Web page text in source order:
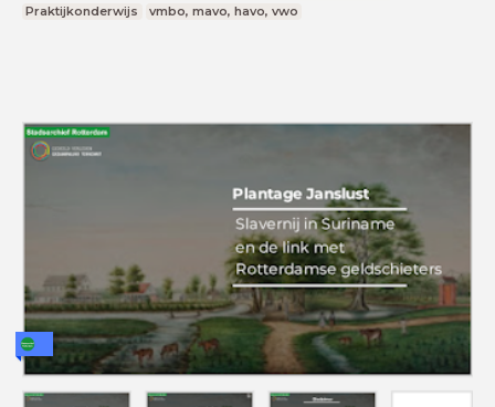
Praktijkonderwijs
vmbo, mavo, havo, vwo